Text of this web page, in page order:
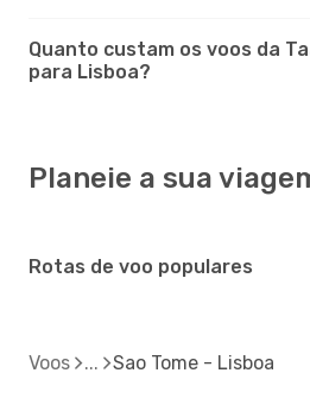
Quanto custam os voos da
para Lisboa?
Planeie a sua
Rotas de voo populares
Voos Sao Tome - Lisboa